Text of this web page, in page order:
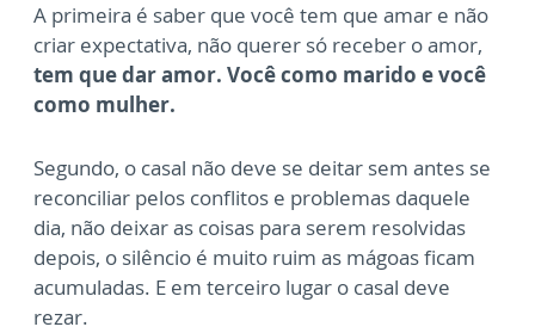
A primeira é saber que você tem que amar e não
criar expectativa, não querer só receber o amor,
tem que dar amor. Você como marido e você
como mulher.
Segundo, o casal não deve se deitar sem antes se
reconciliar pelos conflitos e problemas daquele
dia, não deixar as coisas para serem resolvidas
depois, o silêncio é muito ruim as mágoas ficam
acumuladas. E em terceiro lugar o casal deve
rezar.